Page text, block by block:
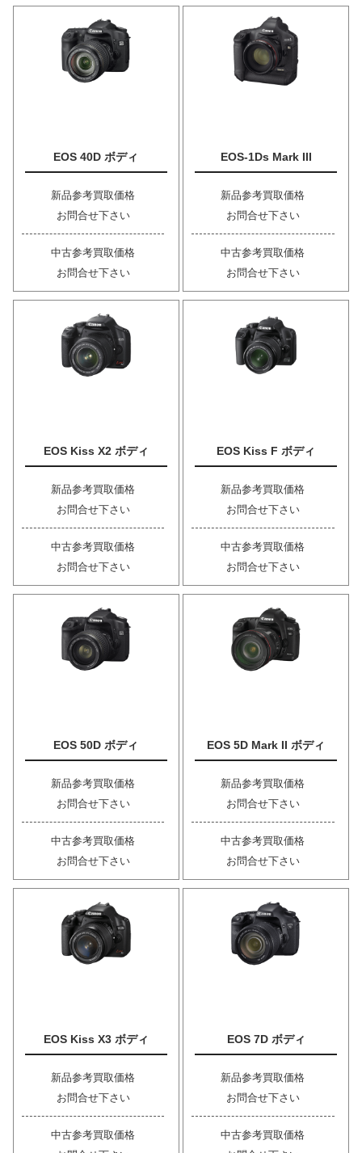
EOS 40D ボディ
新品参考買取価格
お問合せ下さい
中古参考買取価格
お問合せ下さい
EOS-1Ds Mark III
新品参考買取価格
お問合せ下さい
中古参考買取価格
お問合せ下さい
EOS Kiss X2 ボディ
新品参考買取価格
お問合せ下さい
中古参考買取価格
お問合せ下さい
EOS Kiss F ボディ
新品参考買取価格
お問合せ下さい
中古参考買取価格
お問合せ下さい
EOS 50D ボディ
新品参考買取価格
お問合せ下さい
中古参考買取価格
お問合せ下さい
EOS 5D Mark II ボディ
新品参考買取価格
お問合せ下さい
中古参考買取価格
お問合せ下さい
EOS Kiss X3 ボディ
新品参考買取価格
お問合せ下さい
中古参考買取価格
EOS 7D ボディ
新品参考買取価格
お問合せ下さい
中古参考買取価格